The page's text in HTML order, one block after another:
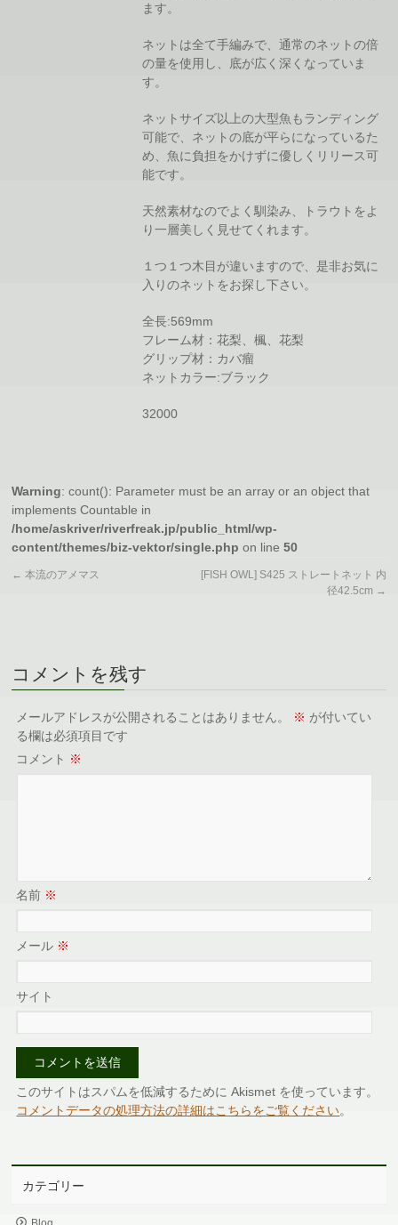
ます。
ネットは全て手編みで、通常のネットの倍
の量を使用し、底が広く深くなっていま
す。
ネットサイズ以上の大型魚もランディング
可能で、ネットの底が平らになっているた
め、魚に負担をかけずに優しくリリース可
能です。
天然素材なのでよく馴染み、トラウトをよ
り一層美しく見せてくれます。
１つ１つ木目が違いますので、是非お気に
入りのネットをお探し下さい。
全長:569mm
フレーム材：花梨、楓、花梨
グリップ材：カバ瘤
ネットカラー:ブラック
32000
Warning: count(): Parameter must be an array or an object that
implements Countable in
/home/askriver/riverfreak.jp/public_html/wp-
content/themes/biz-vektor/single.php on line50
← 本流のアメマス
[FISH OWL] S425 ストレートネット 内
径42.5cm →
コメントを残す
メールアドレスが公開されることはありません。 ※ が付いてい
る欄は必須項目です
コメント ※
名前 ※
メール ※
サイト
このサイトはスパムを低減するために Akismet を使っています。
コメントデータの処理方法の詳細はこちらをご覧ください。
カテゴリー